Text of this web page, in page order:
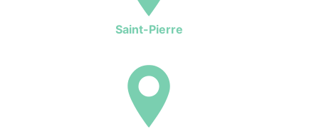
Saint-Pierre